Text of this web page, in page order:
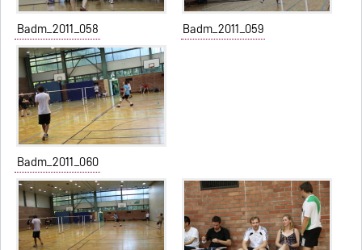
Badm_2011_058 Badm_2011_059
Badm_2011_060